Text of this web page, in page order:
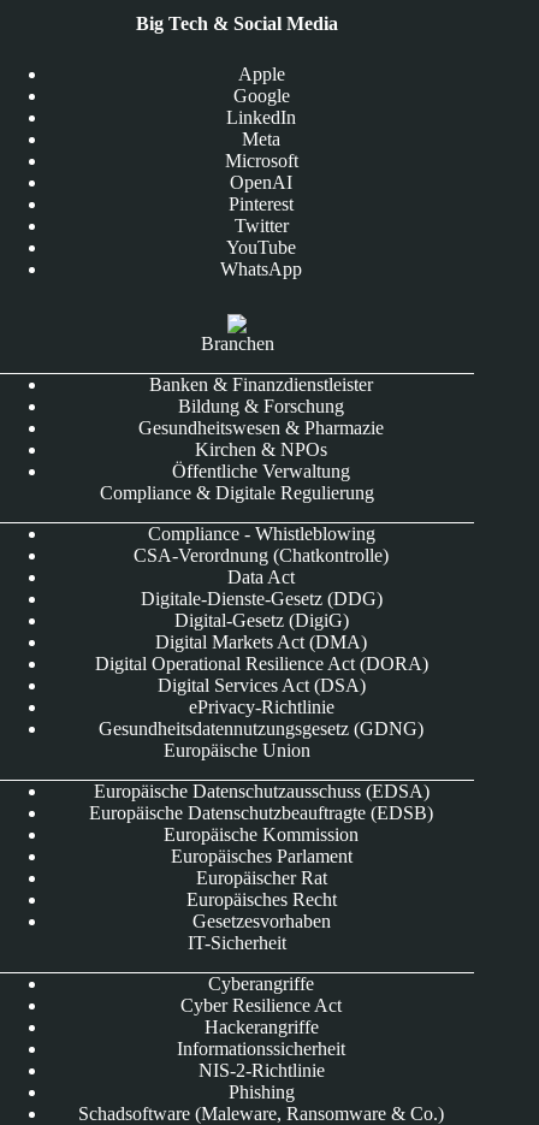
Big Tech & Social Media
Apple
Google
LinkedIn
Meta
Microsoft
OpenAI
Pinterest
Twitter
YouTube
WhatsApp
Branchen
Banken & Finanzdienstleister
Bildung & Forschung
Gesundheitswesen & Pharmazie
Kirchen & NPOs
Öffentliche Verwaltung
Compliance & Digitale Regulierung
Compliance - Whistleblowing
CSA-Verordnung (Chatkontrolle)
Data Act
Digitale-Dienste-Gesetz (DDG)
Digital-Gesetz (DigiG)
Digital Markets Act (DMA)
Digital Operational Resilience Act (DORA)
Digital Services Act (DSA)
ePrivacy-Richtlinie
Gesundheitsdatennutzungsgesetz (GDNG)
Europäische Union
Europäische Datenschutzausschuss (EDSA)
Europäische Datenschutzbeauftragte (EDSB)
Europäische Kommission
Europäisches Parlament
Europäischer Rat
Europäisches Recht
Gesetzesvorhaben
IT-Sicherheit
Cyberangriffe
Cyber Resilience Act
Hackerangriffe
Informationssicherheit
NIS-2-Richtlinie
Phishing
Schadsoftware (Maleware, Ransomware & Co.)